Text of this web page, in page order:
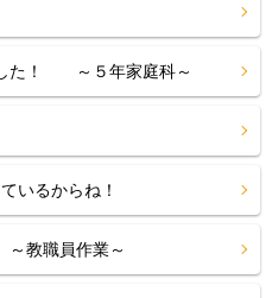
した！ ～５年家庭科～
るからね！
教職員作業～